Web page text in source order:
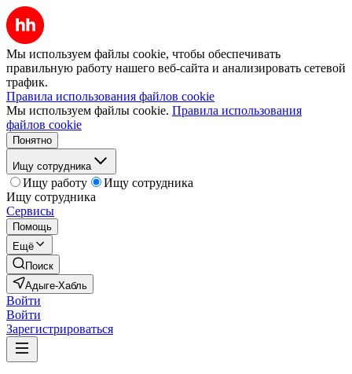
Мы используем файлы cookie, чтобы обеспечивать
правильную работу нашего веб-сайта и анализировать сетевой
трафик.
Правила использования файлов cookie
Мы используем файлы cookie. Правила использования
файлов cookie
Понятно
Ищу сотрудника
Ищу работу
Ищу сотрудника
Ищу сотрудника
Сервисы
Помощь
Ещё
Поиск
Адыге-Хабль
Войти
Войти
Зарегистрироваться